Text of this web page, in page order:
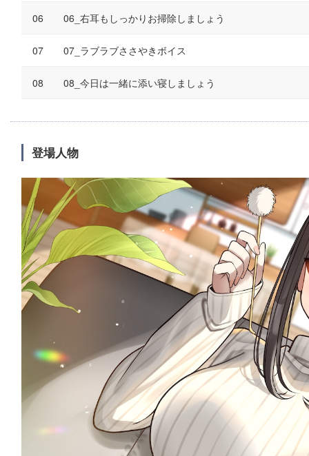
06_右耳もしっかりお掃除しましょう
07_ラブラブささやきボイス
08_今日は一緒に添い寝しましょう
登場人物